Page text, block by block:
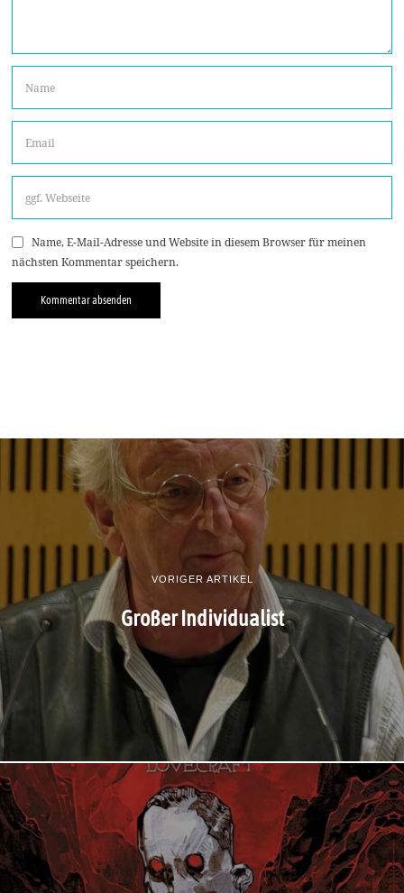
Name, E-Mail-Adresse und Website in diesem Browser für meinen
nächsten Kommentar speichern.
VORIGER ARTIKEL
Großer Individualist